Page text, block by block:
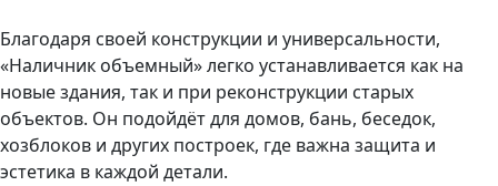
Благодаря своей конструкции и универсальности,
«Наличник объемный» легко устанавливается как на
новые здания, так и при реконструкции старых
объектов. Он подойдёт для домов, бань, беседок,
хозблоков и других построек, где важна защита и
эстетика в каждой детали.